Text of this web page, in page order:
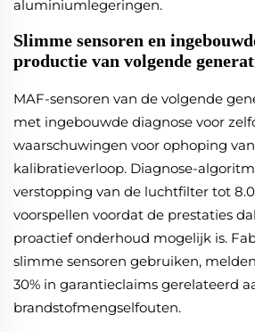
aluminiumlegeringen.
Slimme sensoren en
productie van volgende
MAF-sensoren van de volgende
met ingebouwde diagnose voor
waarschuwingen voor ophoping
kalibratieverloop. Diagnose-
verstopping van de luchtfilter tot
voorspellen voordat de prestaties
proactief onderhoud mogelijk is.
slimme sensoren gebruiken,
30% in garantieclaims gerelateerd
brandstofmengselfouten.